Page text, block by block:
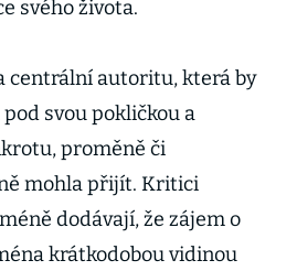
svého života.
centrální autoritu, která by
svou pokličkou a
proměně či
mohla přijít. Kritici
dodávají, že zájem o
krátkodobou vidinou